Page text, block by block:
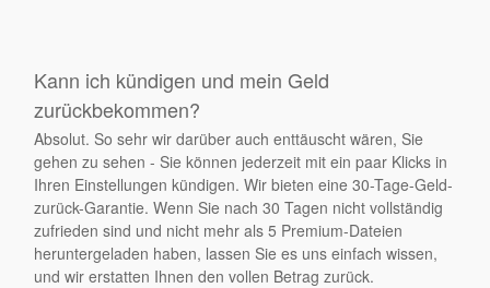
Kann ich kündigen und mein Geld
zurückbekommen?
Absolut. So sehr wir darüber auch enttäuscht wären, Sie
gehen zu sehen - Sie können jederzeit mit ein paar Klicks in
Ihren Einstellungen kündigen. Wir bieten eine 30-Tage-Geld-
zurück-Garantie. Wenn Sie nach 30 Tagen nicht vollständig
zufrieden sind und nicht mehr als 5 Premium-Dateien
heruntergeladen haben, lassen Sie es uns einfach wissen,
und wir erstatten Ihnen den vollen Betrag zurück.